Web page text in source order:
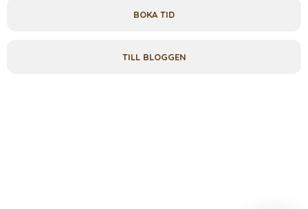
BOKA TID
TILL BLOGGEN